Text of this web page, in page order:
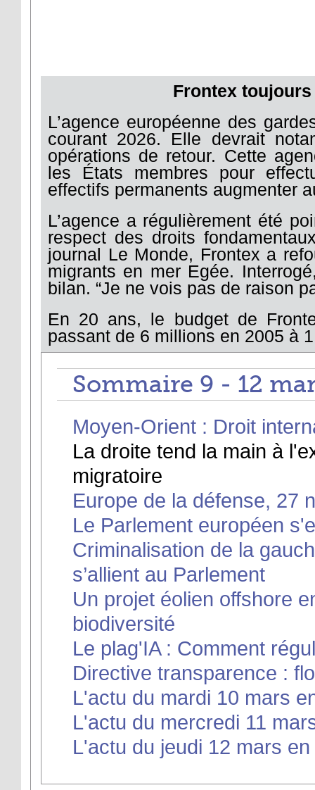
Frontex
L’agence européenne des
courant 2026. Elle devrait
opérations de retour. Cette
les États membres pour
effectifs permanents augmenter
L’agence a régulièrement été
respect des droits
journal Le Monde, Frontex a
migrants en mer Egée.
bilan. “Je ne vois pas de raison
En 20 ans, le budget de
passant de 6 millions en 2005 à
Sommaire 9 - 12
Moyen-Orient : Droit
La droite tend la main à
migratoire
Europe de la défense, 27
Le Parlement européen
Criminalisation de la
s’allient au Parlement
Un projet éolien offshore
biodiversité
Le plag'IA : Comment
Directive transparence :
L'actu du mardi 10 mars
L'actu du mercredi 11
L'actu du jeudi 12 mars